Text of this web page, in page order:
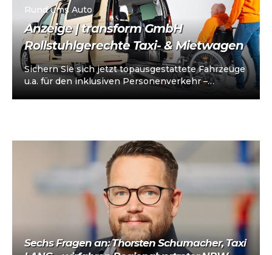
Rund ums Auto
Anzeige | transform GmbH
Rollstuhlgerechte Taxi- & Mietwagen
Sichern Sie sich jetzt topausgestattete Fahrzeuge
u.a. für den inklusiven Personenverkehr –
Sechs Fragen an: Thorsten Schumacher, Taxi